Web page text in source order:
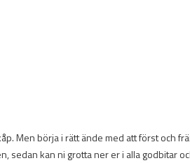
Men börja i rätt ände med att först och
sedan kan ni grotta ner er i alla godbitar